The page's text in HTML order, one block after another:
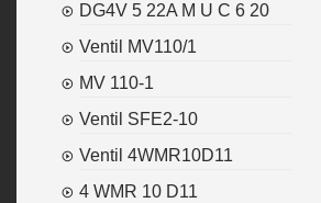
DG4V 5 22A M U C 6 20
Ventil MV110/1
MV 110-1
Ventil SFE2-10
Ventil 4WMR10D11
4 WMR 10 D11